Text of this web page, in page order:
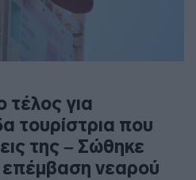
τέλος για
τουρίστρια που
της – Σώθηκε
νεαρού